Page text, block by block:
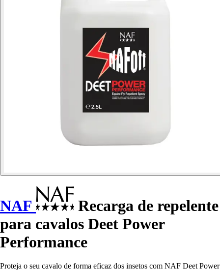
NAF
Recarga de repelente
para cavalos Deet Power
Performance
Proteja o seu cavalo de forma eficaz dos insetos com NAF Deet Power